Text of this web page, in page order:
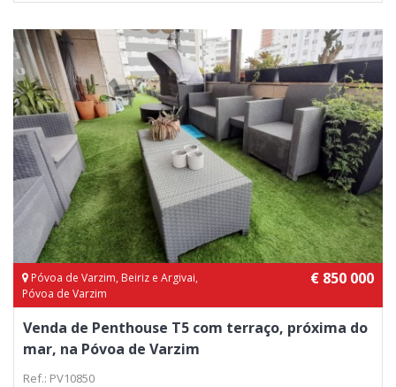
Póvoa de Varzim, Beiriz e Argivai,
Póvoa de Varzim
€ 850 000
Venda de Penthouse T5 com terraço, próxima do
mar, na Póvoa de Varzim
Ref.: PV10850